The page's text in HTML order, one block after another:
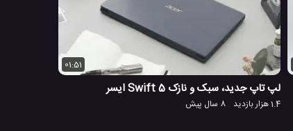
01:51
لپ تاپ جدید، سبک و نازک Swift 5 ایسر
1.4 هزار بازدید 8 سال پیش